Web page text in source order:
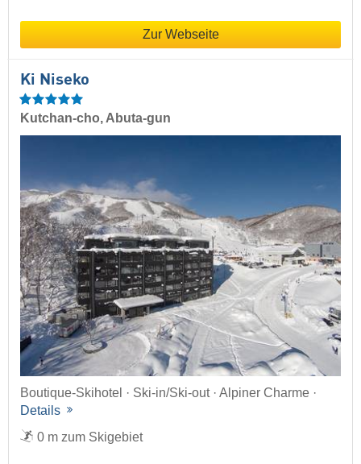
Zur Webseite
Ki Niseko
Kutchan-cho, Abuta-gun
Boutique-Skihotel · Ski-in/Ski-out · Alpiner Charme ·
Details
0 m zum Skigebiet